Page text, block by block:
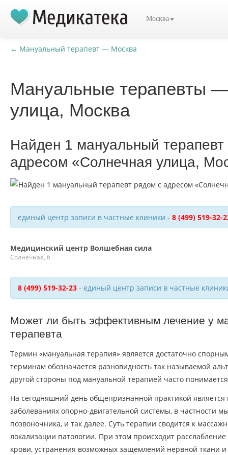
Москва
← Мануальный терапевт — Москва
Мануальные терапевты
улица, Москва
Найден 1 мануальный
адресом «Солнечная улица,
единый центр записи в частные клиники - 8 (499) 519-32-
Медицинский центр Волшебная сила
Солнечная, 6
8 (499) 519-32-23 - единый центр записи в частные
Может ли быть эффективным лечение у
терапевта
Термин «мануальная терапия» является достаточно
терминам обозначается разновидность так называемой
другой стороны под мануальной терапией часто
На сегодняшний день общепризнанной практикой
заболеваниях опорно-двигательной системы, в частности
позвоночника, и так далее. Суть терапии сводится к
локализации патологии. При этом происходит
крови, устранения возможных защемлений нервной ткани и